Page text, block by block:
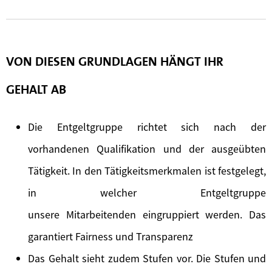
VON DIESEN GRUNDLAGEN HÄNGT IHR
GEHALT AB
Die Entgeltgruppe richtet sich nach der
vorhandenen Qualifikation und der ausgeübten
Tätigkeit. In den Tätigkeitsmerkmalen ist festgelegt,
in welcher Entgeltgruppe
unsere Mitarbeitenden eingruppiert werden. Das
garantiert Fairness und Transparenz
Das Gehalt sieht zudem Stufen vor. Die Stufen und